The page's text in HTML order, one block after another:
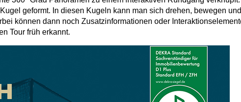
geformt. In diesen Kugeln kann man sich drehen, bewegen
können dann noch Zusatzinformationen oder
Tour früh erkannt.